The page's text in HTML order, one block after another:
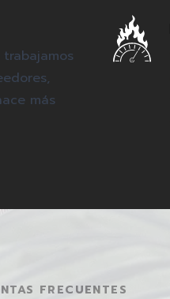
trabajamos
más
FRECUENTES